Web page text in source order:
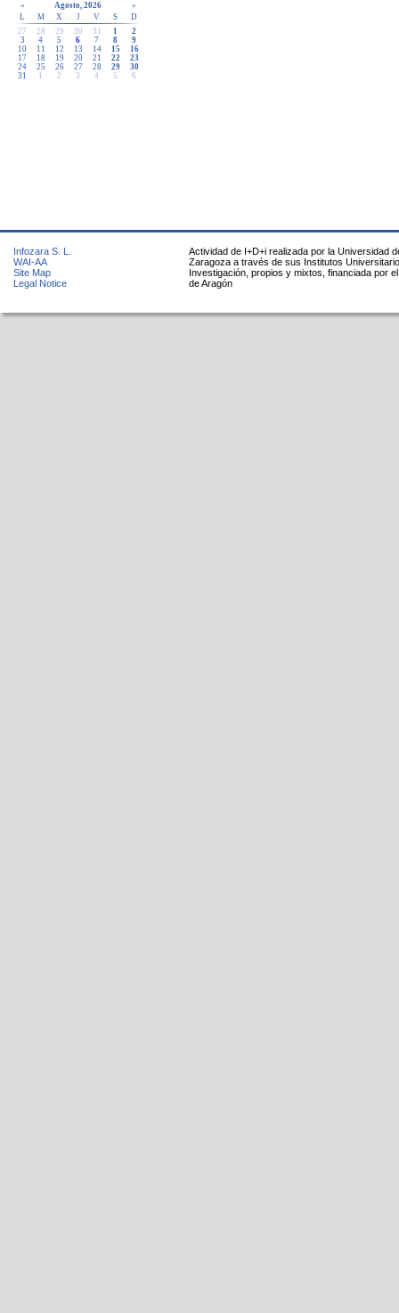
« Agosto, 2026
»
L
M X J V S
D
27
28 29 30 31 1
2
3
4 5 6 7 8
9
10
11 12 13 14 15
16
17
18 19 20 21 22
23
24
25 26 27 28 29
30
31
1 2 3 4 5 6
Infozara S. L.
WAI-AA
Site Map
Legal Notice
Actividad de I+D+i realizada por la Universidad
Zaragoza a través de sus Institutos
Investigación, propios y mixtos, financiada por
de Aragón